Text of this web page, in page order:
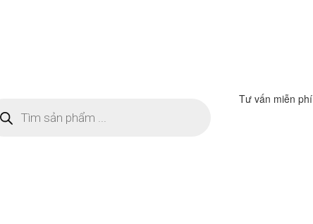
Tư vấn miễn phí